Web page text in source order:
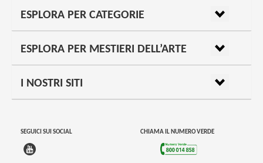
ESPLORA PER CATEGORIE
ESPLORA PER MESTIERI DELL’ARTE
I NOSTRI SITI
SEGUICI SUI SOCIAL CHIAMA IL NUMERO VERDE